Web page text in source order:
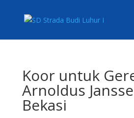
Koor untuk
Arnoldus
Bekasi